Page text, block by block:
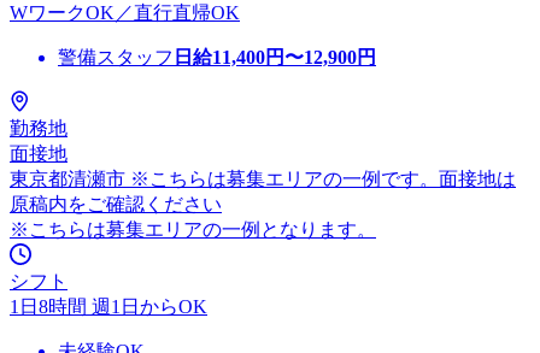
WワークOK／直行直帰OK
警備スタッフ 日給11,400円〜12,900円
勤務地
面接地
東京都清瀬市 ※こちらは募集エリアの一例です。面接地は
原稿内をご確認ください
※こちらは募集エリアの一例となります。
シフト
1日8時間 週1日からOK